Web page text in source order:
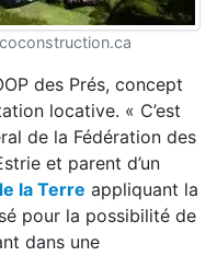
des Prés, concept
locative. « C’est
de la Fédération des
et parent d’un
la Terre appliquant la
pour la possibilité de
dans une